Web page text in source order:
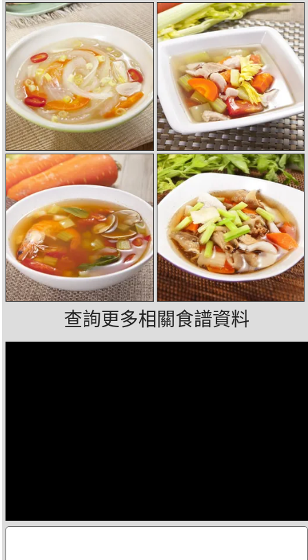
查詢更多相關食譜資料